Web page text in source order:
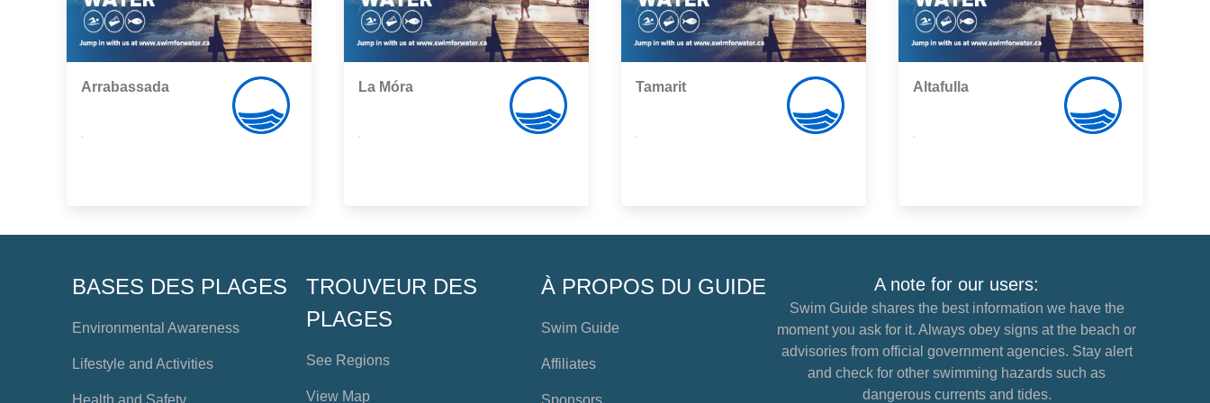
Arrabassada La Móra Tamarit Altafulla
BASES DES PLAGES
Environmental Awareness
Lifestyle and Activities
Health and Safety
TROUVEUR DES
PLAGES
See Regions
View Map
À PROPOS DU GUIDE
Swim Guide
Affiliates
Sponsors
A note for our users:
Swim Guide shares the best information we have the
moment you ask for it. Always obey signs at the beach or
advisories from official government agencies. Stay alert
and check for other swimming hazards such as
dangerous currents and tides.